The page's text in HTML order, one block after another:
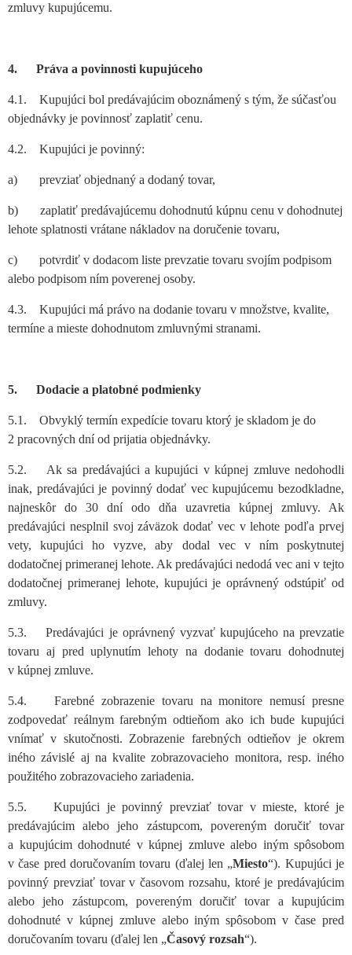
zmluvy kupujúcemu.
4. Práva a povinnosti kupujúceho
4.1. Kupujúci bol predávajúcim oboznámený s tým, že súčasťou
objednávky je povinnosť zaplatiť cenu.
4.2. Kupujúci je povinný:
a) prevziať objednaný a dodaný tovar,
b) zaplatiť predávajúcemu dohodnutú kúpnu cenu v dohodnutej
lehote splatnosti vrátane nákladov na doručenie tovaru,
c) potvrdiť v dodacom liste prevzatie tovaru svojím podpisom
alebo podpisom ním poverenej osoby.
4.3. Kupujúci má právo na dodanie tovaru v množstve, kvalite,
termíne a mieste dohodnutom zmluvnými stranami.
5. Dodacie a platobné podmienky
5.1. Obvyklý termín expedície tovaru ktorý je skladom je do
2 pracovných dní od prijatia objednávky.
5.2. Ak sa predávajúci a kupujúci v kúpnej zmluve nedohodli
inak, predávajúci je povinný dodať vec kupujúcemu bezodkladne,
najneskôr do 30 dní odo dňa uzavretia kúpnej zmluvy. Ak
predávajúci nesplnil svoj záväzok dodať vec v lehote podľa prvej
vety, kupujúci ho vyzve, aby dodal vec v ním poskytnutej
dodatočnej primeranej lehote. Ak predávajúci nedodá vec ani v tejto
dodatočnej primeranej lehote, kupujúci je oprávnený odstúpiť od
zmluvy.
5.3. Predávajúci je oprávnený vyzvať kupujúceho na prevzatie
tovaru aj pred uplynutím lehoty na dodanie tovaru dohodnutej
v kúpnej zmluve.
5.4. Farebné zobrazenie tovaru na monitore nemusí presne
zodpovedať reálnym farebným odtieňom ako ich bude kupujúci
vnímať v skutočnosti. Zobrazenie farebných odtieňov je okrem
iného závislé aj na kvalite zobrazovacieho monitora, resp. iného
použitého zobrazovacieho zariadenia.
5.5. Kupujúci je povinný prevziať tovar v mieste, ktoré je
predávajúcim alebo jeho zástupcom, povereným doručiť tovar
a kupujúcim dohodnuté v kúpnej zmluve alebo iným spôsobom
v čase pred doručovaním tovaru (ďalej len „Miesto“). Kupujúci je
povinný prevziať tovar v časovom rozsahu, ktoré je predávajúcim
alebo jeho zástupcom, povereným doručiť tovar a kupujúcim
dohodnuté v kúpnej zmluve alebo iným spôsobom v čase pred
doručovaním tovaru (ďalej len „Časový rozsah“).